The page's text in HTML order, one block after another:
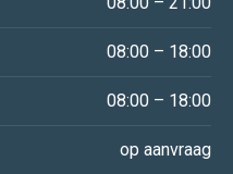
08:00 – 18:00
08:00 – 18:00
op aanvraag